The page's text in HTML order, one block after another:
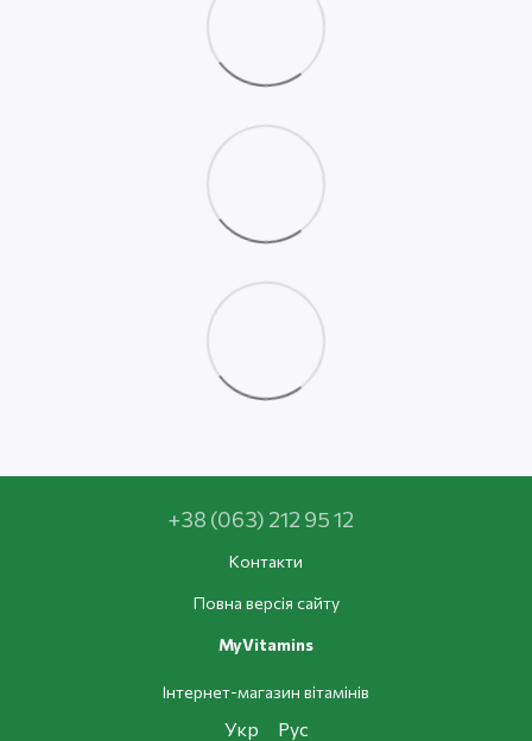
+38 (063) 212 95 12
Контакти
Повна версія сайту
MyVitamins
Інтернет-магазин вітамінів
Укр Рус